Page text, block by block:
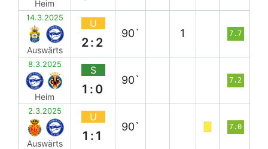
Heim
14.3.2025
Auswärts
U
2:2
90` 1 7.7
8.3.2025
Heim
S
1:0
90` 7.2
2.3.2025
Auswärts
U
1:1
90` 7.0